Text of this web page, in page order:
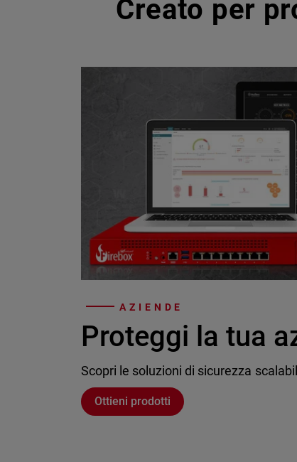
Creato per
AZIENDE
Proteggi la tua
Scopri le soluzioni di sicurezza
Ottieni prodotti